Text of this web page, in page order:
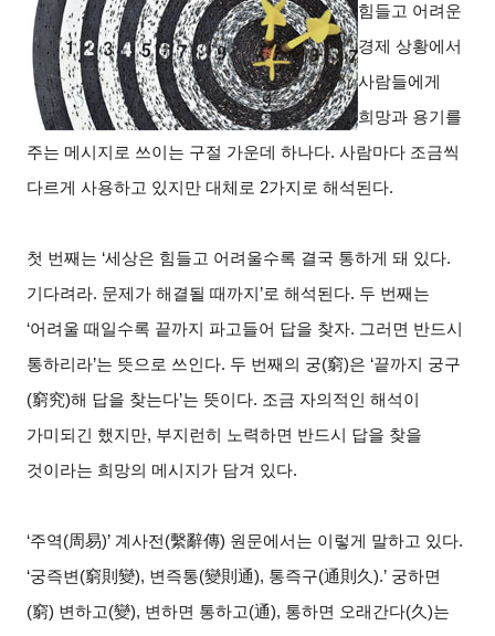
힘들고 어려운
경제 상황에서
사람들에게
희망과 용기를
주는 메시지로 쓰이는 구절 가운데 하나다. 사람마다 조금씩
다르게 사용하고 있지만 대체로 2가지로 해석된다.
첫 번째는 ‘세상은 힘들고 어려울수록 결국 통하게 돼 있다.
기다려라. 문제가 해결될 때까지’로 해석된다. 두 번째는
‘어려울 때일수록 끝까지 파고들어 답을 찾자. 그러면 반드시
통하리라’는 뜻으로 쓰인다. 두 번째의 궁(窮)은 ‘끝까지 궁구
(窮究)해 답을 찾는다’는 뜻이다. 조금 자의적인 해석이
가미되긴 했지만, 부지런히 노력하면 반드시 답을 찾을
것이라는 희망의 메시지가 담겨 있다.
‘주역(周易)’ 계사전(繫辭傳) 원문에서는 이렇게 말하고 있다.
‘궁즉변(窮則變), 변즉통(變則通), 통즉구(通則久).’ 궁하면
(窮) 변하고(變), 변하면 통하고(通), 통하면 오래간다(久)는